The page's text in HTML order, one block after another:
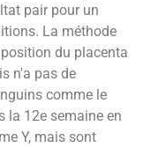
pair pour un
La méthode
du placenta
n'a pas de
comme le
la 12e semaine en
Y, mais sont